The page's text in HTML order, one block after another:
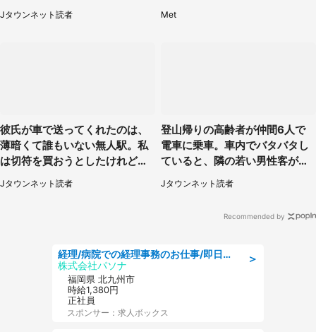
県・30代女性）
Jタウンネット読者
に1.3万人戦慄
Met
彼氏が車で送ってくれたのは、
薄暗くて誰もいない無人駅。私
は切符を買おうとしたけれど
（山形県・20代女性）
Jタウンネット読者
登山帰りの高齢者が仲間6人で
電車に乗車。車内でバタバタし
ていると、隣の若い男性客が
（神奈川県・70代女性）
Jタウンネット読者
Recommended by
＞
経理/病院での経理事務のお仕事/即日勤務可/車通勤可/経理/一般事務
株式会社パソナ
福岡県 北九州市
時給1,380円
正社員
スポンサー：求人ボックス